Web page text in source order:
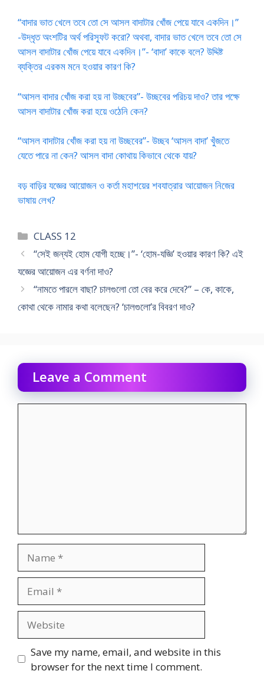
“বাদার ভাত খেলে তবে তো সে আসল বাদাটার খোঁজ পেয়ে যাবে একদিন।”
-উদ্ধৃত অংশটির অর্থ পরিস্ফূট করো? অথবা, বাদার ভাত খেলে তবে তো সে
আসল বাদাটার খোঁজ পেয়ে যাবে একদিন।”- ‘বাদা’ কাকে বলে? উদ্দিষ্ট
ব্যক্তির এরকম মনে হওয়ার কারণ কি?
“আসল বাদার খোঁজ করা হয় না উচ্ছবের”- উচ্ছবের পরিচয় দাও? তার পক্ষে
আসল বাদাটার খোঁজ করা হয়ে ওঠেনি কেন?
“আসল বাদাটার খোঁজ করা হয় না উচ্ছবের”- উচ্ছব ‘আসল বাদা’ খুঁজতে
যেতে পারে না কেন? আসল বাদা কোথায় কিভাবে থেকে যায়?
বড় বাড়ির যজ্ঞের আয়োজন ও কর্তা মহাশয়ের শবযাত্রার আয়োজন নিজের
ভাষায় লেখ?
Categories
CLASS 12
“সেই জন্যই হোম যোগী হচ্ছে।”- ‘হোম-যজ্ঞি’ হওয়ার কারণ কি? এই
যজ্ঞের আয়োজন এর বর্ণনা দাও?
“নামতে পারলে বাছা? চালগুলো তো বের করে দেবে?” – কে, কাকে,
কোথা থেকে নামার কথা বলেছেন? ‘চালগুলো’র বিবরণ দাও?
Leave a Comment
Save my name, email, and website in this
browser for the next time I comment.